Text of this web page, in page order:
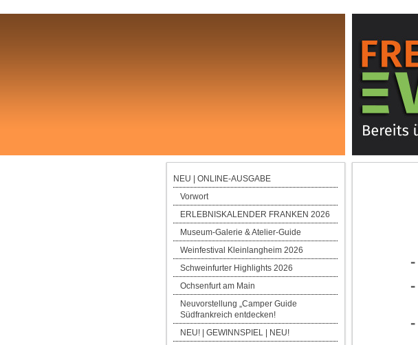
NEU | ONLINE-AUSGABE
Vorwort
ERLEBNISKALENDER FRANKEN 2026
Museum-Galerie & Atelier-Guide
Weinfestival Kleinlangheim 2026
Schweinfurter Highlights 2026
Ochsenfurt am Main
Neuvorstellung „Camper Guide
Südfrankreich entdecken!
NEU! | GEWINNSPIEL | NEU!
-
-
-